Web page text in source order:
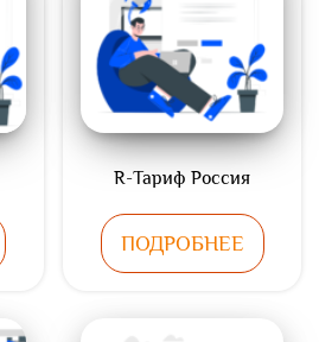
R-Тариф Россия
ПОДРОБНЕЕ